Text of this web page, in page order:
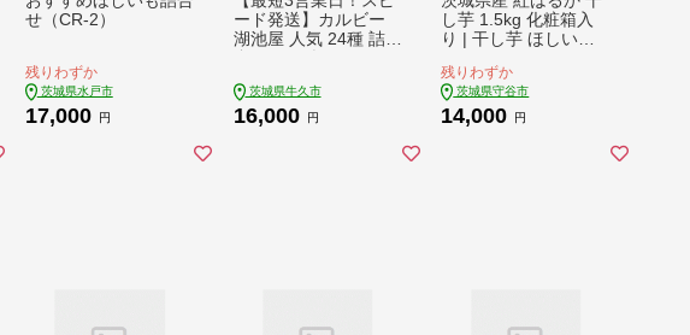
せ（CR-2）
残りわずか
茨城県水戸市
17,000 円
ード発送】カルビー
湖池屋 人気 24種 詰め
ビー 湖池屋 ポテトチ
ップス ポテチ お菓子
茨城県牛久市
16,000 円
し芋 1.5kg 化粧箱入
り | 干し芋 ほしいも
残りわずか
茨城県守谷市
14,000 円